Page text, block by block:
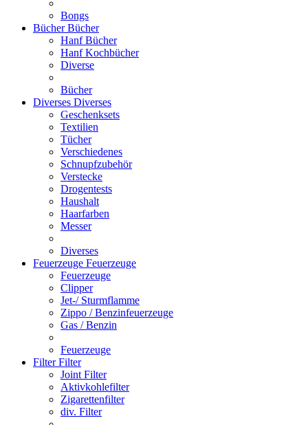
Bongs
BücherBücher
Hanf Bücher
Hanf Kochbücher
Diverse
Bücher
Diverses Diverses
Geschenksets
Textilien
Tücher
Verschiedenes
Schnupfzubehör
Verstecke
Drogentests
Haushalt
Haarfarben
Messer
Diverses
Feuerzeuge Feuerzeuge
Feuerzeuge
Clipper
Jet-/ Sturmflamme
Zippo / Benzinfeuerzeuge
Gas / Benzin
Feuerzeuge
FilterFilter
Joint Filter
Aktivkohlefilter
Zigarettenfilter
div. Filter